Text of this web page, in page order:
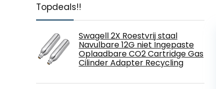
Topdeals!!
Swagell 2X Roestvrij staal
Navulbare 12G niet Ingepaste
Oplaadbare CO2 Cartridge Gas
Cilinder Adapter Recycling